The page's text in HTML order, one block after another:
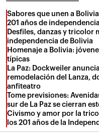
Sabores que unen a
201 años de independencia
Desfiles, danzas y tricolor
independencia de Bolivia
Homenaje a Bolivia:
típicas
La Paz: Dockweiler
remodelación del Lanza,
anfiteatro
Tome previsiones:
sur de La Paz se cierran
Civismo y amor por la
los 201 años de la